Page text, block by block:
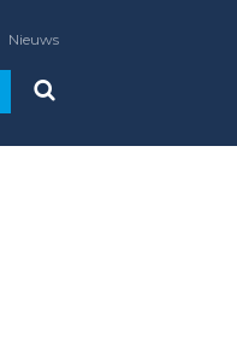
Nieuws